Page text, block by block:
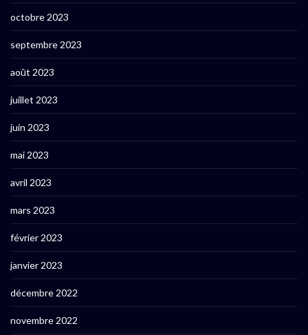
octobre 2023
septembre 2023
août 2023
juillet 2023
juin 2023
mai 2023
avril 2023
mars 2023
février 2023
janvier 2023
décembre 2022
novembre 2022